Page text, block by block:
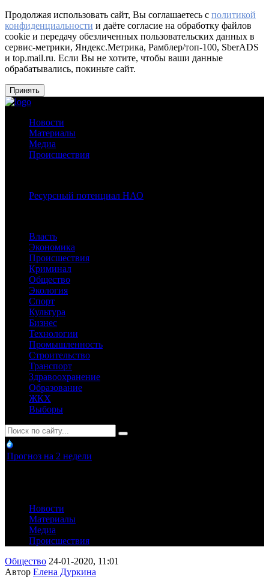
Продолжая использовать сайт, Вы соглашаетесь с политикой
конфиденциальности и даёте согласие на обработку файлов
cookie и передачу обезличенных пользовательских данных в
сервис-метрики, Яндекс.Метрика, Рамблер/топ-100, SberADS
и top.mail.ru. Если Вы не хотите, чтобы ваши данные
обрабатывались, покиньте сайт.
Принять
Новости
Материалы
Медиа
Происшествия
Ресурсный потенциал НАО
Власть
Экономика
Происшествия
Криминал
Общество
Экология
Спорт
Культура
Бизнес
Технологии
Промышленность
Строительство
Транспорт
Здравоохранение
Образование
ЖКХ
Выборы
Прогноз на 2 недели
Новости
Материалы
Медиа
Происшествия
Общество 24-01-2020, 11:01
Автор Елена Дуркина